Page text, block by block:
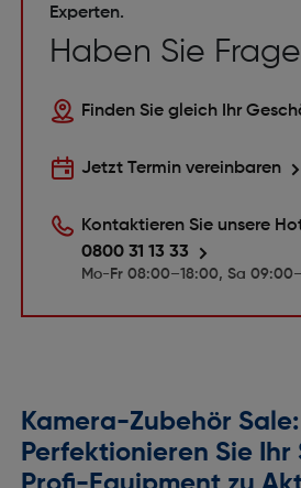
Experten.
Haben Sie
Finden Sie gleich Ihr
Jetzt Termin vereinbaren
Kontaktieren Sie unsere
0800 31 13 33
Mo-Fr 08:00–18:00, Sa
Kamera-Zubehör Sale:
Perfektionieren Sie Ihr